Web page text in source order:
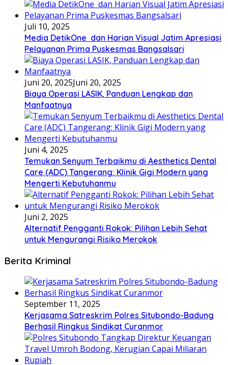
Juli 10, 2025
Media DetikOne dan Harian Visual Jatim Apresiasi
Pelayanan Prima Puskesmas Bangsalsari
Juni 20, 2025Juni 20, 2025
Biaya Operasi LASIK, Panduan Lengkap dan
Manfaatnya
Juni 4, 2025
Temukan Senyum Terbaikmu di Aesthetics Dental
Care (ADC) Tangerang: Klinik Gigi Modern yang
Mengerti Kebutuhanmu
Juni 2, 2025
Alternatif Pengganti Rokok: Pilihan Lebih Sehat
untuk Mengurangi Risiko Merokok
Berita Kriminal
September 11, 2025
Kerjasama Satreskrim Polres Situbondo-Badung
Berhasil Ringkus Sindikat Curanmor